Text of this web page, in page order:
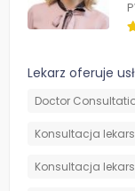
Lekarz oferuje
Doctor
Konsultacja
Konsultacja